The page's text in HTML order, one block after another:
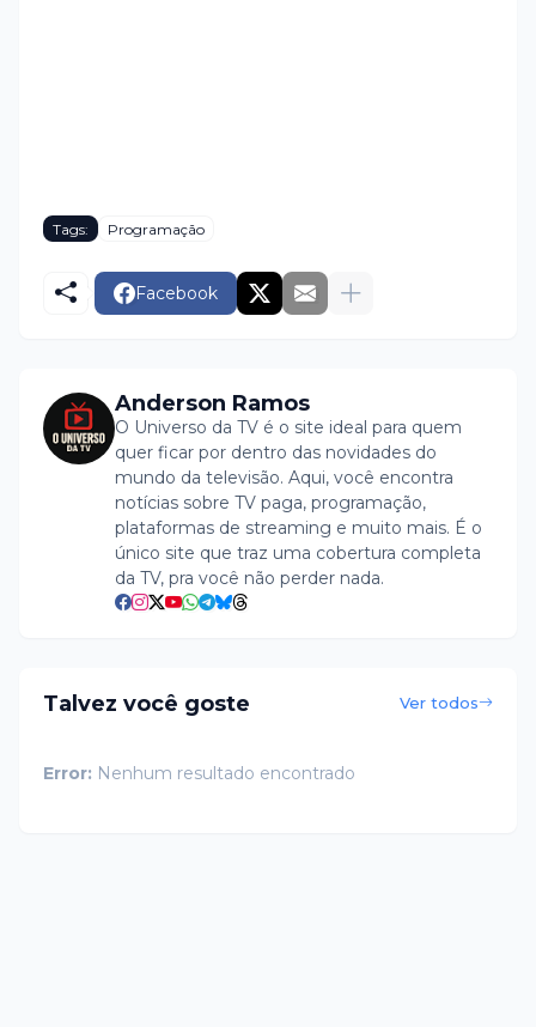
Tags: Programação
Facebook
Anderson Ramos
O Universo da TV é o site ideal para quem
quer ficar por dentro das novidades do
mundo da televisão. Aqui, você encontra
notícias sobre TV paga, programação,
plataformas de streaming e muito mais. É o
único site que traz uma cobertura completa
da TV, pra você não perder nada.
Talvez você goste Ver todos
Error: Nenhum resultado encontrado